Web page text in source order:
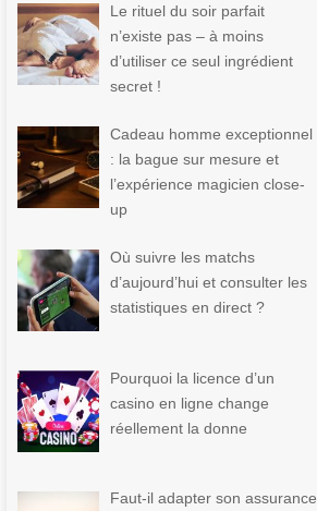
Le rituel du soir parfait
n’existe pas – à moins
d’utiliser ce seul ingrédient
secret !
Cadeau homme exceptionnel
: la bague sur mesure et
l’expérience magicien close-
up
Où suivre les matchs
d’aujourd’hui et consulter les
statistiques en direct ?
Pourquoi la licence d’un
casino en ligne change
réellement la donne
Faut-il adapter son assurance